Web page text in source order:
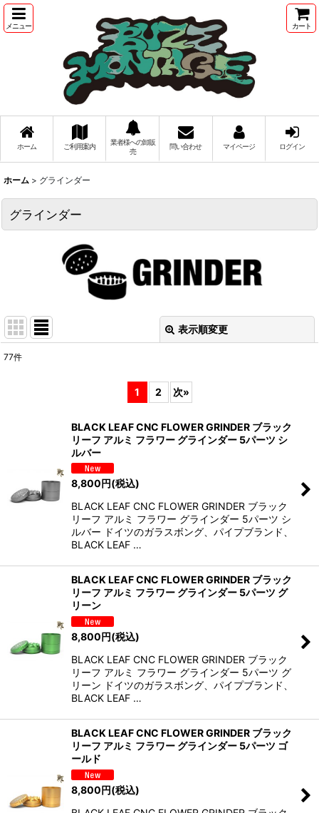
メニュー カート
ホーム ご利用案内
業者様への卸販
売
問い合わせ マイページ ログイン
ホーム > グラインダー
グラインダー
表示順変更
絞り込む
77件
1 2 次»
BLACK LEAF CNC FLOWER GRINDER ブラック
リーフ アルミ フラワー グラインダー 5パーツ シ
ルバー
8,800円(税込)
BLACK LEAF CNC FLOWER GRINDER ブラック
リーフ アルミ フラワー グラインダー 5パーツ シ
ルバー ドイツのガラスボング、パイプブランド、
BLACK LEAF …
BLACK LEAF CNC FLOWER GRINDER ブラック
リーフ アルミ フラワー グラインダー 5パーツ グ
リーン
8,800円(税込)
BLACK LEAF CNC FLOWER GRINDER ブラック
リーフ アルミ フラワー グラインダー 5パーツ グ
リーン ドイツのガラスボング、パイプブランド、
BLACK LEAF …
BLACK LEAF CNC FLOWER GRINDER ブラック
リーフ アルミ フラワー グラインダー 5パーツ ゴ
ールド
8,800円(税込)